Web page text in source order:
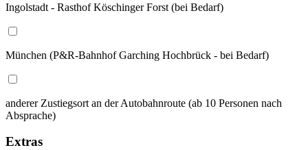
Ingolstadt - Rasthof Köschinger Forst (bei Bedarf)
München (P&R-Bahnhof Garching Hochbrück - bei Bedarf)
anderer Zustiegsort an der Autobahnroute (ab 10 Personen nach
Absprache)
Extras